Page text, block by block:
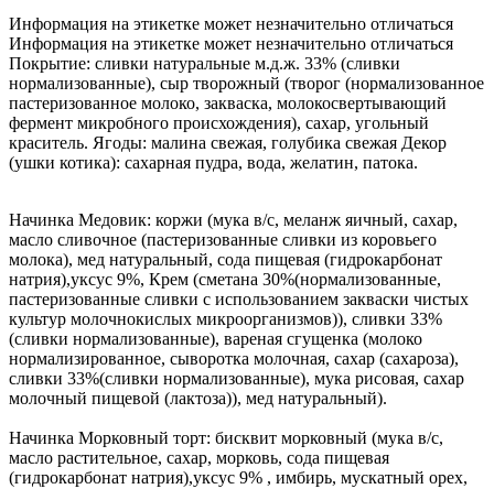
Информация на этикетке может незначительно отличаться
Информация на этикетке может незначительно отличаться
Покрытие: сливки натуральные м.д.ж. 33% (сливки
нормализованные), сыр творожный (творог (нормализованное
пастеризованное молоко, закваска, молокосвертывающий
фермент микробного происхождения), сахар, угольный
краситель. Ягоды: малина свежая, голубика свежая Декор
(ушки котика): сахарная пудра, вода, желатин, патока.
Начинка Медовик: коржи (мука в/с, меланж яичный, сахар,
масло сливочное (пастеризованные сливки из коровьего
молока), мед натуральный, сода пищевая (гидрокарбонат
натрия),уксус 9%, Крем (сметана 30%(нормализованные,
пастеризованные сливки с использованием закваски чистых
культур молочнокислых микроорганизмов)), сливки 33%
(сливки нормализованные), вареная сгущенка (молоко
нормализированное, сыворотка молочная, сахар (сахароза),
сливки 33%(сливки нормализованные), мука рисовая, сахар
молочный пищевой (лактоза)), мед натуральный).
Начинка Морковный торт: бисквит морковный (мука в/с,
масло растительное, сахар, морковь, сода пищевая
(гидрокарбонат натрия),уксус 9% , имбирь, мускатный орех,